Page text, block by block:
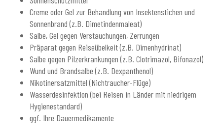
Creme oder Gel zur Behandlung von Insektenstichen und
Sonnenbrand (z.B. Dimetindenmaleat)
Salbe, Gel gegen Verstauchungen, Zerrungen
Präparat gegen Reiseübelkeit (z.B. Dimenhydrinat)
Salbe gegen Pilzerkrankungen (z.B. Clotrimazol, Bifonazol)
Wund und Brandsalbe (z.B. Dexpanthenol)
Nikotinersatzmittel (Nichtraucher-Flüge)
Wasserdesinfektion (bei Reisen in Länder mit niedrigem
Hygienestandard)
ggf. Ihre Dauermedikamente